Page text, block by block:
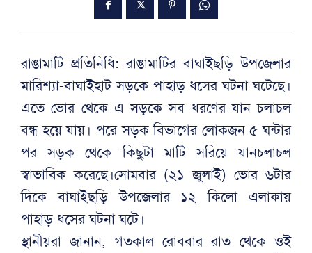
রাঙামাটি প্রতিনিধি: রাঙামাটির বাঘাইছড়ি উপজেলার
মারিশ্যা-বাঘাইহাট সড়কে পাহাড় ধসের ঘটনা ঘটেছে।
এতে ভোর থেকে এ সড়কে সব ধরণের যান চলাচল
বন্ধ হয়ে যায়। পরে সড়ক বিভাগের লোকজন ৫ ঘন্টার
পর সড়ক থেকে কিছুটা মাটি সরিয়ে যানচলাচল
স্বাভাবিক করেছে।সোমবার (২১ জুলাই) ভোর ৬টার
দিকে বাঘাইছড়ি উপজেলার ১২ কিলো এলাকায়
পাহাড় ধসের ঘটনা ঘটে।
স্থানীয়রা জানান, গতকাল রোববার রাত থেকে ওই